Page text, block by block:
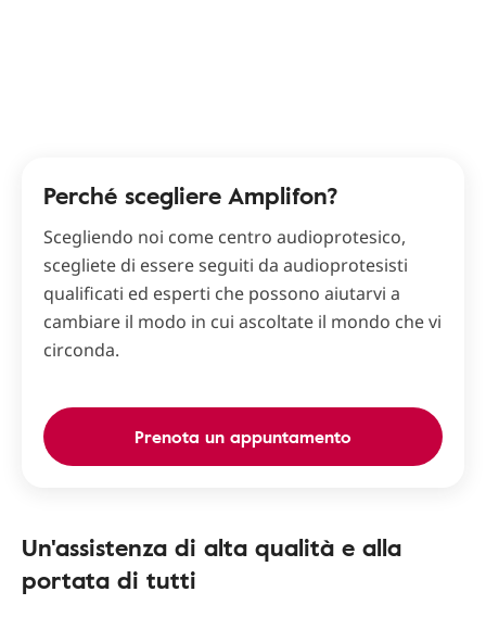
Perché scegliere Amplifon?
Scegliendo noi come centro audioprotesico,
scegliete di essere seguiti da audioprotesisti
qualificati ed esperti che possono aiutarvi a
cambiare il modo in cui ascoltate il mondo che vi
circonda.
Prenota un appuntamento
Un'assistenza di alta qualità e alla
portata di tutti